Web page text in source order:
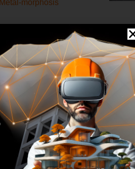
Metal-morphosis